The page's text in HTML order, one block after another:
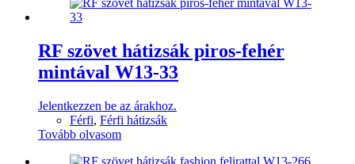
RF szövet hátizsák piros-fehér
mintával W13-33
Jelentkezzen be az árakhoz.
Férfi, Férfi hátizsák
Tovább olvasom